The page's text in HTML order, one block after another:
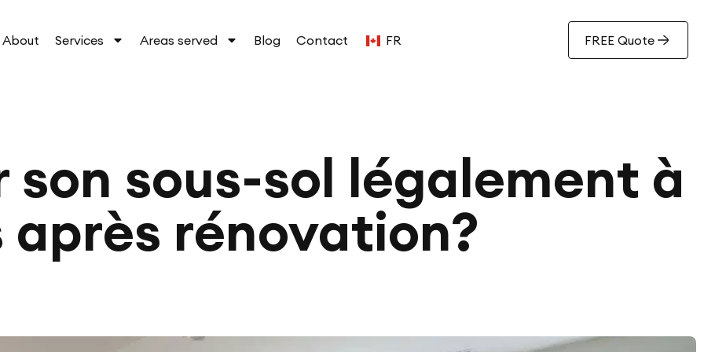
About Services Areas served Blog Contact FR FREE Quote
son sous-sol légalement à
après rénovation?